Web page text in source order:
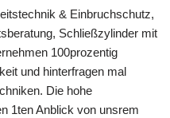
& Einbruchschutz,
Schließzylinder mit
100prozentig
und hinterfragen mal
Die hohe
1ten Anblick von unsrem